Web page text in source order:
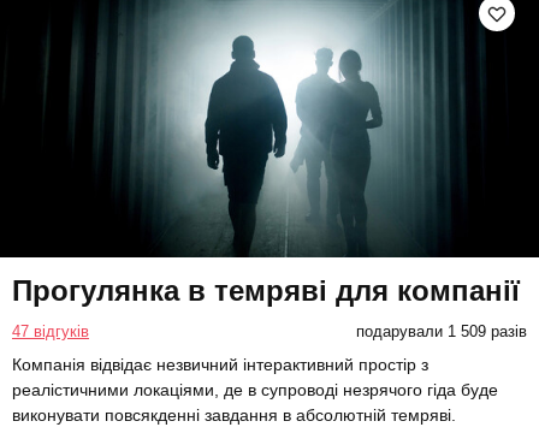
Прогулянка в темряві для компанії
47 відгуків подарували 1 509 разів
Компанія відвідає незвичний інтерактивний простір з
реалістичними локаціями, де в супроводі незрячого гіда буде
виконувати повсякденні завдання в абсолютній темряві.